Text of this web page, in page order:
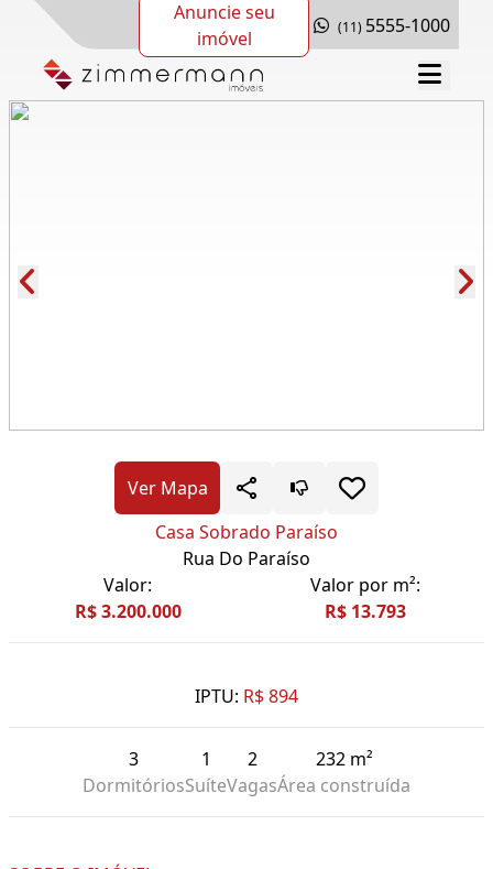
Anuncie seu
imóvel
(11) 5555-1000
Ver Mapa
Casa Sobrado Paraíso
Rua Do Paraíso
Valor:
R$ 3.200.000
Valor por m²:
R$ 13.793
IPTU: R$ 894
3
Dormitórios
1
Suíte
2
Vagas
232 m²
Área construída